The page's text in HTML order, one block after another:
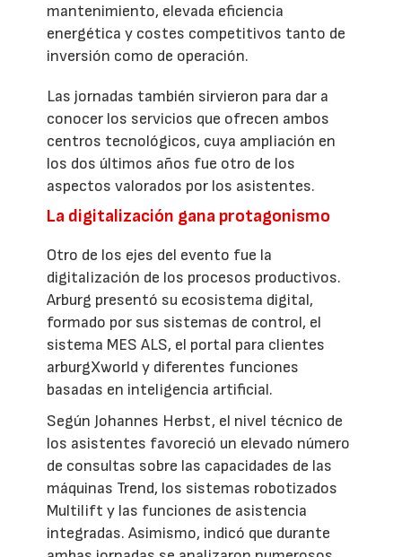
mantenimiento, elevada eficiencia
energética y costes competitivos tanto de
inversión como de operación.
Las jornadas también sirvieron para dar a
conocer los servicios que ofrecen ambos
centros tecnológicos, cuya ampliación en
los dos últimos años fue otro de los
aspectos valorados por los asistentes.
La digitalización gana protagonismo
Otro de los ejes del evento fue la
digitalización de los procesos productivos.
Arburg presentó su ecosistema digital,
formado por sus sistemas de control, el
sistema MES ALS, el portal para clientes
arburgXworld y diferentes funciones
basadas en inteligencia artificial.
Según Johannes Herbst, el nivel técnico de
los asistentes favoreció un elevado número
de consultas sobre las capacidades de las
máquinas Trend, los sistemas robotizados
Multilift y las funciones de asistencia
integradas. Asimismo, indicó que durante